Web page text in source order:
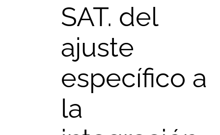
SAT. del
ajuste
específico a
la